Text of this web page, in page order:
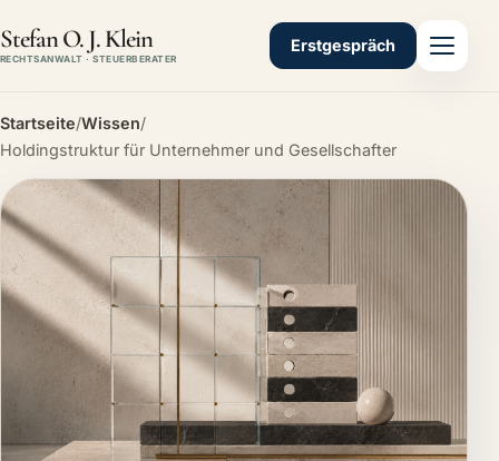
Stefan O. J. Klein
RECHTSANWALT · STEUERBERATER
Erstgespräch
Startseite/Wissen/
Holdingstruktur für Unternehmer und Gesellschafter